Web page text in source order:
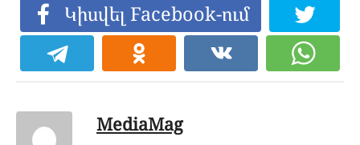
Կիսվել Facebook-ում
MediaMag